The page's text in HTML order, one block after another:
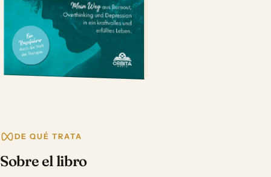
DE QUÉ TRATA
Sobre el libro